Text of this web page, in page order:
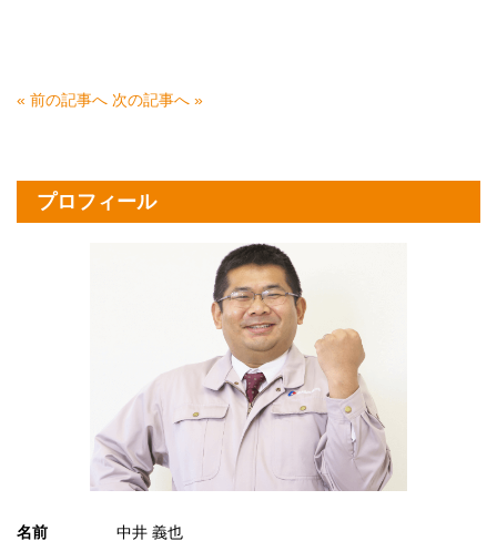
« 前の記事へ 次の記事へ »
プロフィール
名前 中井 義也